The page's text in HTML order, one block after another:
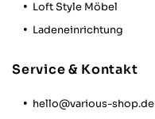
Loft Style Möbel
Ladeneinrichtung
Service & Kontakt
hello@various-shop.de